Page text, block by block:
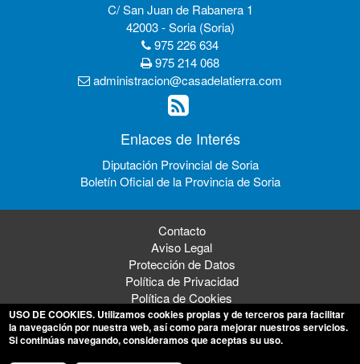
C/ San Juan de Rabanera 1
42003 - Soria (Soria)
975 226 634
975 214 068
administracion@casadelatierra.com
Enlaces de Interés
Diputación Provincial de Soria
Boletín Oficial de la Provincia de Soria
Contacto
Aviso Legal
Protección de Datos
Política de Privacidad
Política de Cookies
© 2026 Mancomunidad de los 150 Pueblos de la Tierra de Soria
USO DE COOKIES. Utilizamos cookies propias y de terceros para facilitar
la navegación por nuestra web, así como para mejorar nuestros servicios.
Si continúas navegando, consideramos que aceptas su uso.